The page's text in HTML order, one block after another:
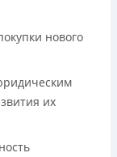
нового
их